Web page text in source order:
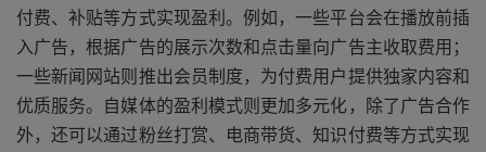
付费、补贴等方式实现盈利。例如，一些平台会在播放前插
入广告，根据广告的展示次数和点击量向广告主收取费用；
一些新闻网站则推出会员制度，为付费用户提供独家内容和
优质服务。自媒体的盈利模式则更加多元化，除了广告合作
外，还可以通过粉丝打赏、电商带货、知识付费等方式实现